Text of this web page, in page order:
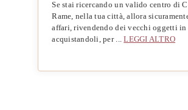
Se stai ricercando un valido centro di
Rame, nella tua città, allora
affari, rivendendo dei vecchi oggetti in
acquistandoli, per ...LEGGI ALTRO